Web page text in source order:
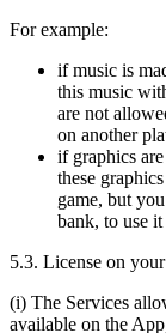
For example:
if music is
this music
are not
on another
if graphics
these
game, but
bank, to use
5.3. License on
(i) The Services
available on the